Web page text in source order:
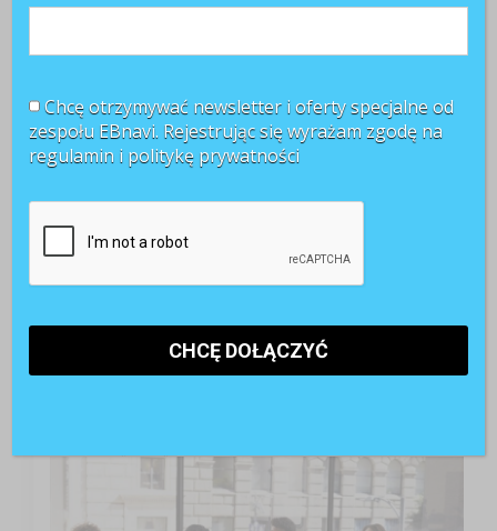
TOP 3 miesiąca
Chcę otrzymywać newsletter i oferty specjalne od
zespołu EBnavi. Rejestrując się wyrażam zgodę na
regulamin i politykę prywatności